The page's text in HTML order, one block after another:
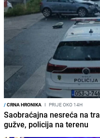
/CRNA HRONIKA I PRIJE OKO 14H
Saobraćajna nesreća na
gužve, policija na terenu